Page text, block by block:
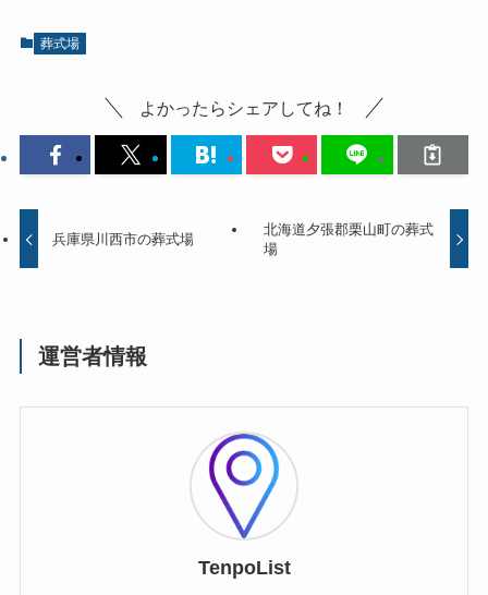
葬式場
よかったらシェアしてね！
兵庫県川西市の葬式場
北海道夕張郡栗山町の葬式
場
運営者情報
TenpoList